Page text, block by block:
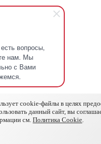
вопросы,
нам. Мы
с Вами
cookie-файлы в целях
данный сайт, вы
см.Политика Cookie.